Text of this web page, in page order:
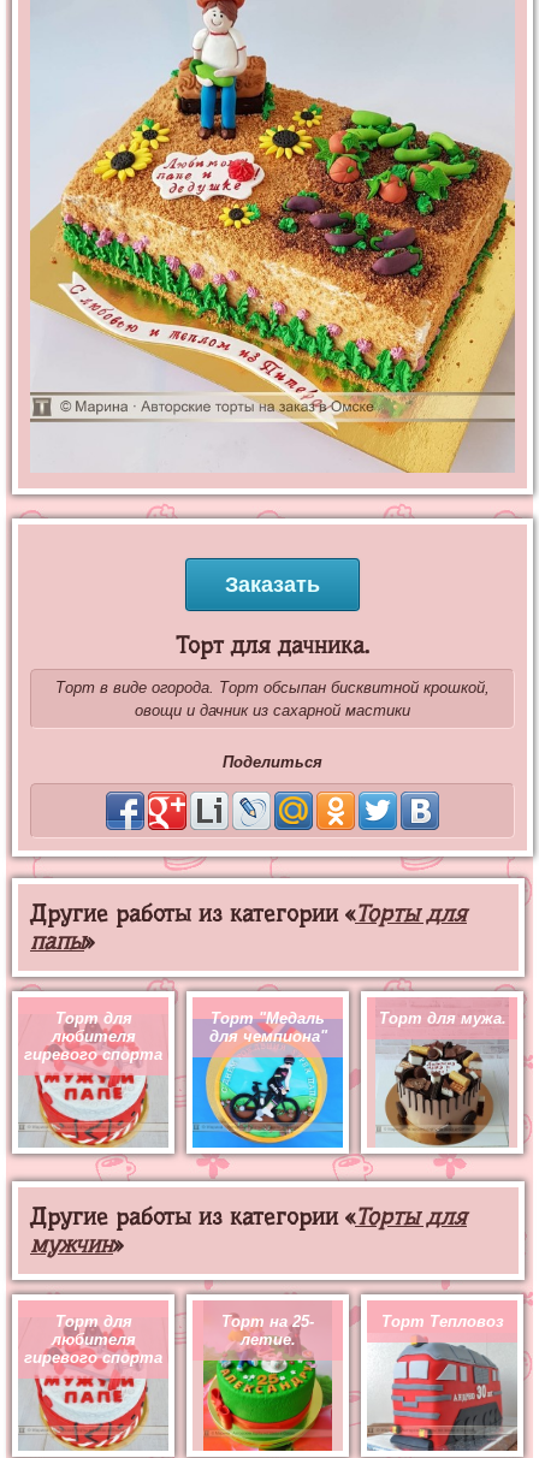
Заказать
Торт для дачника.
Торт в виде огорода. Торт обсыпан бисквитной крошкой,
овощи и дачник из сахарной мастики
Поделиться
Другие работы из категории «Торты для
папы»
Торт для
любителя
гиревого спорта
Торт "Медаль
для чемпиона"
Торт для мужа.
Другие работы из категории «Торты для
мужчин»
Торт для
любителя
гиревого спорта
Торт на 25-
летие.
Торт Тепловоз